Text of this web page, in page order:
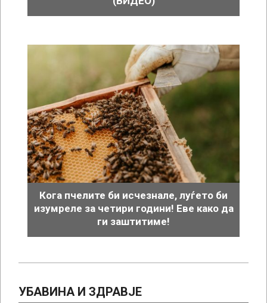
Кога пчелите би исчезнале, луѓето би
изумреле за четири години! Еве како да
ги заштитиме!
УБАВИНА И ЗДРАВЈЕ